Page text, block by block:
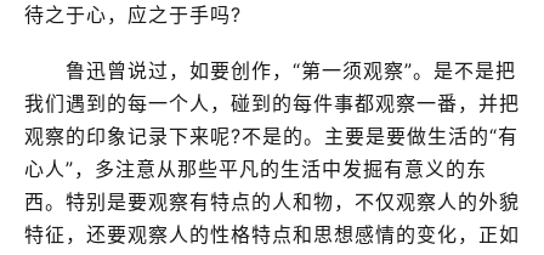
待之于心，应之于手吗?
鲁迅曾说过，如要创作，“第一须观察”。是不是把
我们遇到的每一个人，碰到的每件事都观察一番，并把
观察的印象记录下来呢?不是的。主要是要做生活的“有
心人”，多注意从那些平凡的生活中发掘有意义的东
西。特别是要观察有特点的人和物，不仅观察人的外貌
特征，还要观察人的性格特点和思想感情的变化，正如